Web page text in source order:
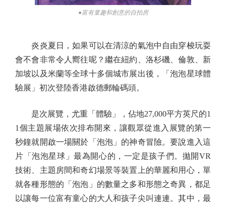
●富有童趣和創意的自拍房
炎炎夏日，如果可以在清涼的氣泡中自由穿梭玩耍
會不會非常令人嚮往呢？繼在紐約、洛杉磯、倫敦、新
加坡以及米蘭等全球十多個城市展出後，「泡泡星球體
驗展」初次登陸香港啟德郵輪碼頭。
是次展覽，尤重「體驗」，佔地27,000平方英尺的1
1個主題展場依次排布開來，讓觀眾從進入展覽的第一
秒鐘就開啟一場關於「泡泡」的神奇冒險。要說進入這
片「泡泡星球」最為開心的，一定是孩子們。拋開VR
技術、主題房間和奇幻場景等裝置上的華麗和用心，單
就各種形態的「泡泡」的數量之多和形態之奇異，都足
以讓每一位富有童心的大人和孩子尖叫連連。其中，最